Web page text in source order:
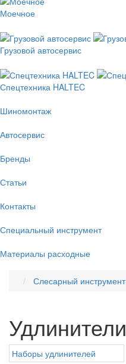
Моечное
Грузовой автосервис
Спецтехника HALTEC
Шиномонтаж
Автосервис
Бренды
Статьи
Контакты
Специальный инструмент
Материалы расходные
Слесарный инструмент
Удлинители
Наборы удлинителей